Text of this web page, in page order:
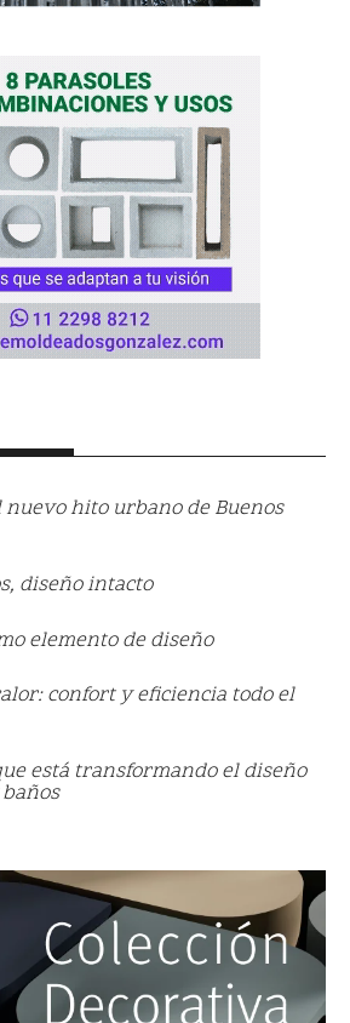
nuevo hito urbano de Buenos
diseño intacto
elemento de diseño
confort y eficiencia todo el
está transformando el diseño